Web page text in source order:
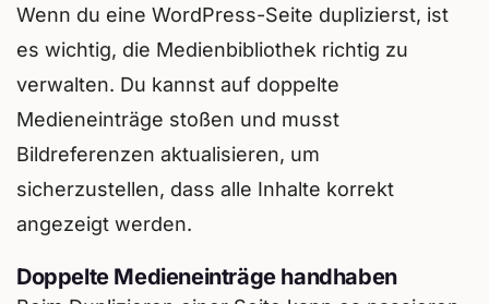
Wenn du eine WordPress-Seite duplizierst, ist
es wichtig, die Medienbibliothek richtig zu
verwalten. Du kannst auf doppelte
Medieneinträge stoßen und musst
Bildreferenzen aktualisieren, um
sicherzustellen, dass alle Inhalte korrekt
angezeigt werden.
Doppelte Medieneinträge handhaben